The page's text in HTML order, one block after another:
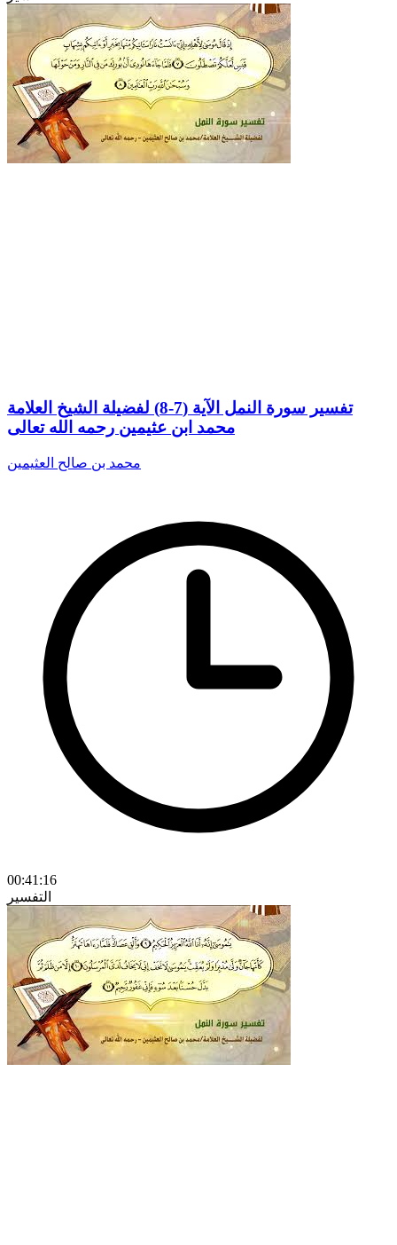
تفسير سورة النمل الآية (7-8) لفضيلة الشيخ العلامة
محمد ابن عثيمين رحمه الله تعالى
محمد بن صالح العثيمين
00:41:16
التفسير